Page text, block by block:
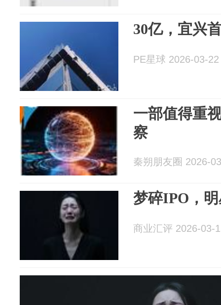
30亿，宜兴
PE星球 2026-03-22
一部值得重
察
秦朔朋友圈 2026-
梦碎IPO，
商业汇评 2026-03-